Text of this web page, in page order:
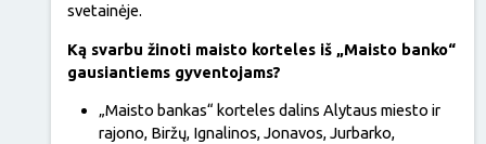
svetainėje.
Ką svarbu žinoti maisto korteles iš „Maisto banko“
gausiantiems gyventojams?
„Maisto bankas“ korteles dalins Alytaus miesto ir
rajono, Biržų, Ignalinos, Jonavos, Jurbarko,